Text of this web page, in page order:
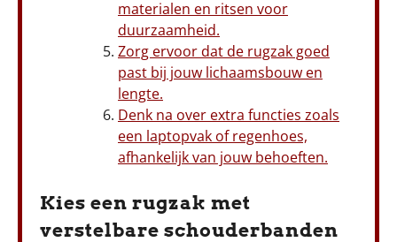
materialen en ritsen voor
duurzaamheid.
Zorg ervoor dat de rugzak goed
past bij jouw lichaamsbouw en
lengte.
Denk na over extra functies zoals
een laptopvak of regenhoes,
afhankelijk van jouw behoeften.
Kies een rugzak met
verstelbare schouderbanden